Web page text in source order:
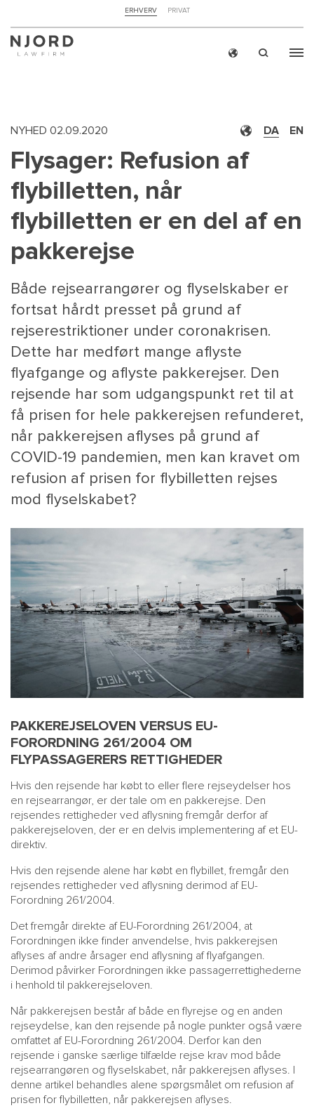
TOP
MENU
ERHVERV PRIVAT
MAIN
SMALL
DA EN
NYHED 02.09.2020
Flysager: Refusion af
flybilletten, når
flybilletten er en del af en
pakkerejse
Både rejsearrangører og flyselskaber er
fortsat hårdt presset på grund af
rejserestriktioner under coronakrisen.
Dette har medført mange aflyste
flyafgange og aflyste pakkerejser. Den
rejsende har som udgangspunkt ret til at
få prisen for hele pakkerejsen refunderet,
når pakkerejsen aflyses på grund af
COVID-19 pandemien, men kan kravet om
refusion af prisen for flybilletten rejses
mod flyselskabet?
PAKKEREJSELOVEN VERSUS EU-
FORORDNING 261/2004 OM
FLYPASSAGERERS RETTIGHEDER
Hvis den rejsende har købt to eller flere rejseydelser hos
en rejsearrangør, er der tale om en pakkerejse. Den
rejsendes rettigheder ved aflysning fremgår derfor af
pakkerejseloven, der er en delvis implementering af et EU-
direktiv.
Hvis den rejsende alene har købt en flybillet, fremgår den
rejsendes rettigheder ved aflysning derimod af EU-
Forordning 261/2004.
Det fremgår direkte af EU-Forordning 261/2004, at
Forordningen ikke finder anvendelse, hvis pakkerejsen
aflyses af andre årsager end aflysning af flyafgangen.
Derimod påvirker Forordningen ikke passagerrettighederne
i henhold til pakkerejseloven.
Når pakkerejsen består af både en flyrejse og en anden
rejseydelse, kan den rejsende på nogle punkter også være
omfattet af EU-Forordning 261/2004. Derfor kan den
rejsende i ganske særlige tilfælde rejse krav mod både
rejsearrangøren og flyselskabet, når pakkerejsen aflyses. I
denne artikel behandles alene spørgsmålet om refusion af
prisen for flybilletten, når pakkerejsen aflyses.